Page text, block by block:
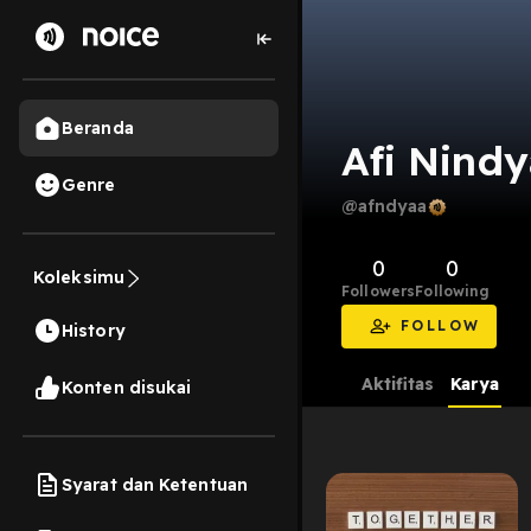
Beranda
Genre
Koleksimu
History
Konten disukai
Syarat dan Ketentuan
Afi
@afndyaa
0
Followers
0
Following
FOLLOW
Aktifitas Karya